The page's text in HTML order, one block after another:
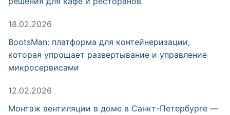
18.02.2026
BootsMan: платформа для контейнеризации,
которая упрощает развертывание и управление
микросервисами
12.02.2026
Монтаж вентиляции в доме в Санкт-Петербурге —